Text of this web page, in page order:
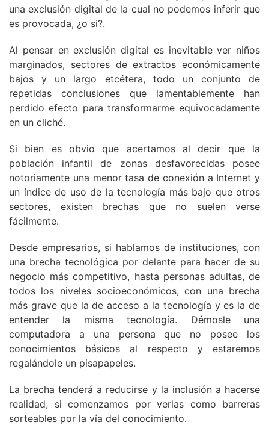
una exclusión digital de la cual no podemos inferir que
es provocada, ¿o si?.
Al pensar en exclusión digital es inevitable ver niños
marginados, sectores de extractos económicamente
bajos y un largo etcétera, todo un conjunto de
repetidas conclusiones que lamentablemente han
perdido efecto para transformarme equivocadamente
en un cliché.
Si bien es obvio que acertamos al decir que la
población infantil de zonas desfavorecidas posee
notoriamente una menor tasa de conexión a Internet y
un índice de uso de la tecnología más bajo que otros
sectores, existen brechas que no suelen verse
fácilmente.
Desde empresarios, si hablamos de instituciones, con
una brecha tecnológica por delante para hacer de su
negocio más competitivo, hasta personas adultas, de
todos los niveles socioeconómicos, con una brecha
más grave que la de acceso a la tecnología y es la de
entender la misma tecnología. Démosle una
computadora a una persona que no posee los
conocimientos básicos al respecto y estaremos
regalándole un pisapapeles.
La brecha tenderá a reducirse y la inclusión a hacerse
realidad, si comenzamos por verlas como barreras
sorteables por la vía del conocimiento.